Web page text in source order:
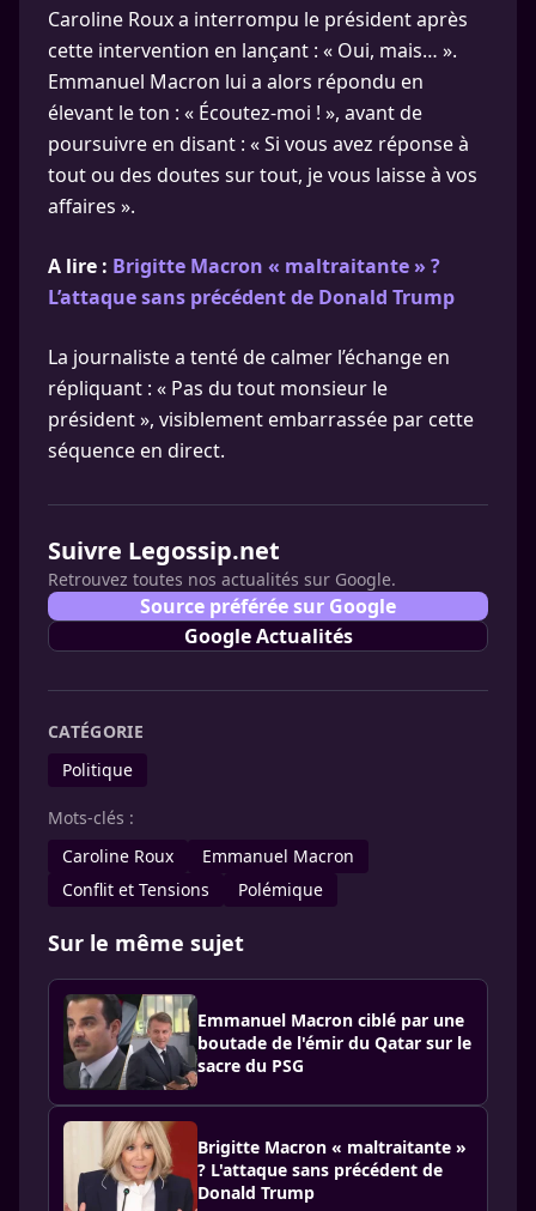
Caroline Roux a interrompu le président après
cette intervention en lançant : « Oui, mais… ».
Emmanuel Macron lui a alors répondu en
élevant le ton : « Écoutez-moi ! », avant de
poursuivre en disant : « Si vous avez réponse à
tout ou des doutes sur tout, je vous laisse à vos
affaires ».
A lire : Brigitte Macron « maltraitante » ?
L’attaque sans précédent de Donald Trump
La journaliste a tenté de calmer l’échange en
répliquant : « Pas du tout monsieur le
président », visiblement embarrassée par cette
séquence en direct.
Suivre Legossip.net
Retrouvez toutes nos actualités sur Google.
Source préférée sur Google
Google Actualités
CATÉGORIE
Politique
Mots-clés :
Caroline Roux
Emmanuel Macron
Conflit et Tensions
Polémique
Sur le même sujet
Emmanuel Macron ciblé par une
boutade de l'émir du Qatar sur le
sacre du PSG
Brigitte Macron « maltraitante »
? L'attaque sans précédent de
Donald Trump